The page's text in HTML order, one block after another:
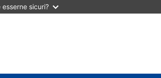
esserne sicuri?